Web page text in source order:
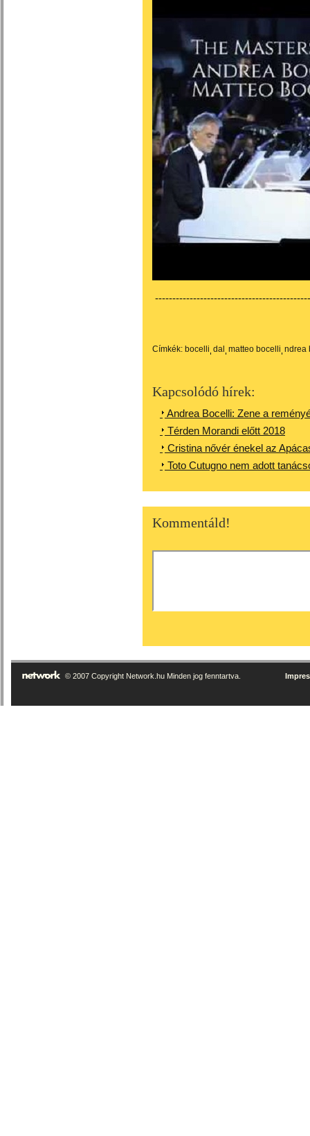
Címkék: bocelli dal matteo bocelli ndrea
Kapcsolódó hírek:
Andrea Bocelli: Zene a
Térden Morandi előtt 2018
Cristina nővér énekel az
Toto Cutugno nem adott
Kommentáld!
© 2007 Copyright Network.hu Minden jog fenntartva.